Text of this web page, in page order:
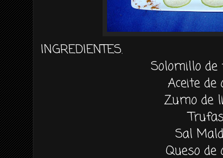
INGREDIENTES.
Solomillo
Aceite de
Zumo de
Sal
Queso de